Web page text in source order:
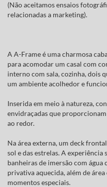
(Não aceitamos ensaios
relacionadas a marketing).
A A-Frame é uma charmosa
para acomodar um casal com
interno com sala, cozinha, dois
um ambiente acolhedor e
Inserida em meio à natureza,
envidraçadas que
ao redor.
Na área externa, um deck
sol e das estrelas. A experiência
banheiras de imersão com
privativa aquecida, além de
momentos especiais.